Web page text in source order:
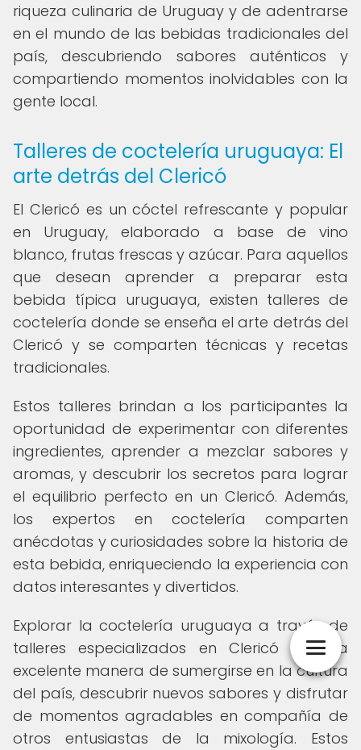
riqueza culinaria de Uruguay y de adentrarse
en el mundo de las bebidas tradicionales del
país, descubriendo sabores auténticos y
compartiendo momentos inolvidables con la
gente local.
Talleres de coctelería uruguaya: El
arte detrás del Clericó
El Clericó es un cóctel refrescante y popular
en Uruguay, elaborado a base de vino
blanco, frutas frescas y azúcar. Para aquellos
que desean aprender a preparar esta
bebida típica uruguaya, existen talleres de
coctelería donde se enseña el arte detrás del
Clericó y se comparten técnicas y recetas
tradicionales.
Estos talleres brindan a los participantes la
oportunidad de experimentar con diferentes
ingredientes, aprender a mezclar sabores y
aromas, y descubrir los secretos para lograr
el equilibrio perfecto en un Clericó. Además,
los expertos en coctelería comparten
anécdotas y curiosidades sobre la historia de
esta bebida, enriqueciendo la experiencia con
datos interesantes y divertidos.
Explorar la coctelería uruguaya a través de
talleres especializados en Clericó es una
excelente manera de sumergirse en la cultura
del país, descubrir nuevos sabores y disfrutar
de momentos agradables en compañía de
otros entusiastas de la mixología. Estos